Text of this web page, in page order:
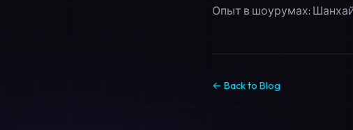
Опыт в шоурумах:
← Back to Blog